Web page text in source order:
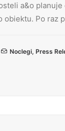
a&o
obiektu. Po raz
Noclegi, Press